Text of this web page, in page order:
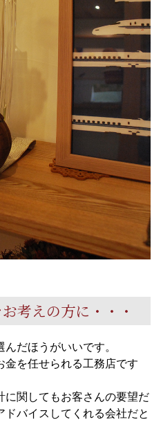
考えの方に・・・
だほうがいいです。
金を任せられる工務店です
に関してもお客さんの要望だ
バイスしてくれる会社だと